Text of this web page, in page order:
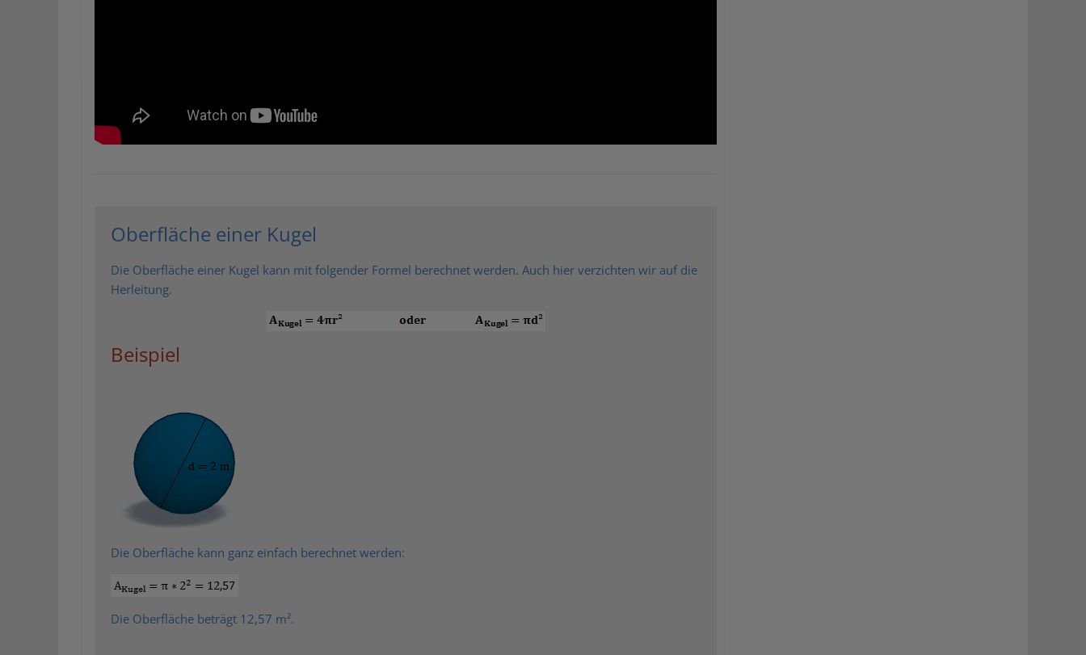
Oberfläche einer Kugel
Die Oberfläche einer Kugel kann mit folgender Formel berechnet werden. Auch hier verzichten wir auf die
Herleitung.
Beispiel
Die Oberfläche kann ganz einfach berechnet werden:
Die Oberfläche beträgt 12,57 m².